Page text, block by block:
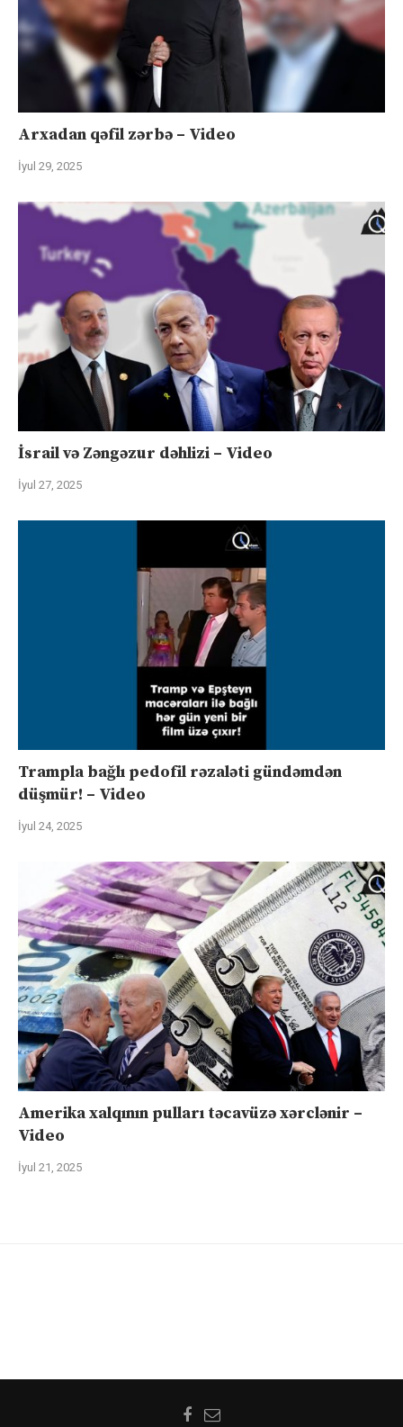
Arxadan qəfil zərbə – Video
İyul 29, 2025
İsrail və Zəngəzur dəhlizi – Video
İyul 27, 2025
Trampla bağlı pedofil rəzaləti gündəmdən
düşmür! – Video
İyul 24, 2025
Amerika xalqının pulları təcavüzə xərclənir –
Video
İyul 21, 2025